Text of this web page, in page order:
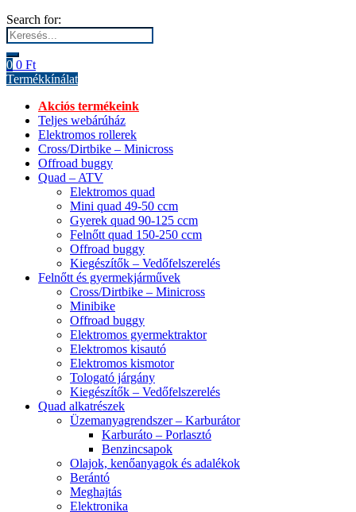
Search for:
0 0 Ft
Termékkínálat
Akciós termékeink
Teljes webárúház
Elektromos rollerek
Cross/Dirtbike – Minicross
Offroad buggy
Quad – ATV
Elektromos quad
Mini quad 49-50 ccm
Gyerek quad 90-125 ccm
Felnőtt quad 150-250 ccm
Offroad buggy
Kiegészítők – Vedőfelszerelés
Felnőtt és gyermekjárművek
Cross/Dirtbike – Minicross
Minibike
Offroad buggy
Elektromos gyermektraktor
Elektromos kisautó
Elektromos kismotor
Tologató járgány
Kiegészítők – Vedőfelszerelés
Quad alkatrészek
Üzemanyagrendszer – Karburátor
Karburáto – Porlasztó
Benzincsapok
Olajok, kenőanyagok és adalékok
Berántó
Meghajtás
Elektronika